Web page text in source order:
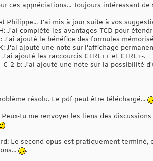
ces appréciations... Toujours intéressant
Philippe... J'ai mis à jour suite à vos
J'ai complété les avantages TCD pour
J'ai ajouté le bénéfice des formules
J'ai ajouté une note sur l'affichage
J'ai ajouté les raccourcis CTRL++ et CTRL+-.
C-2-b: J'ai ajouté une note sur la possibilité
résolu. Le pdf peut être téléchargé...
Peux-tu me renvoyer les liens des
Le second opus est pratiquement
.